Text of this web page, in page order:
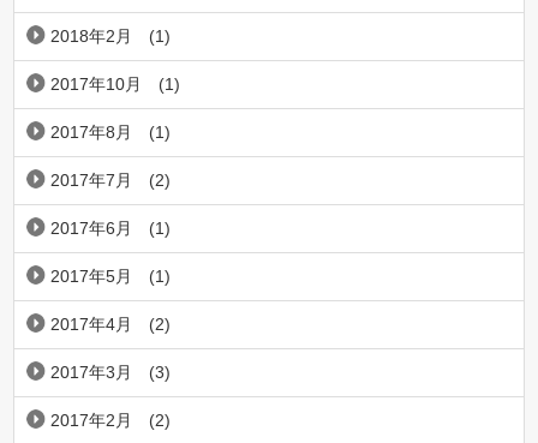
2018年2月 (1)
2017年10月 (1)
2017年8月 (1)
2017年7月 (2)
2017年6月 (1)
2017年5月 (1)
2017年4月 (2)
2017年3月 (3)
2017年2月 (2)